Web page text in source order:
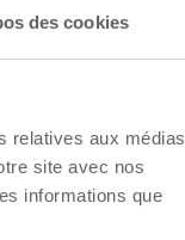
des cookies
relatives aux médias
site avec nos
informations que